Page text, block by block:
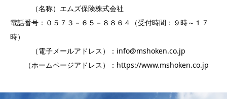
（名称）エムズ保険株式会社
電話番号：０５７３－６５－８８６４（受付時間：９時～１７
時）
（電子メールアドレス）：info@mshoken.co.jp
（ホームページアドレス）：https://www.mshoken.co.jp